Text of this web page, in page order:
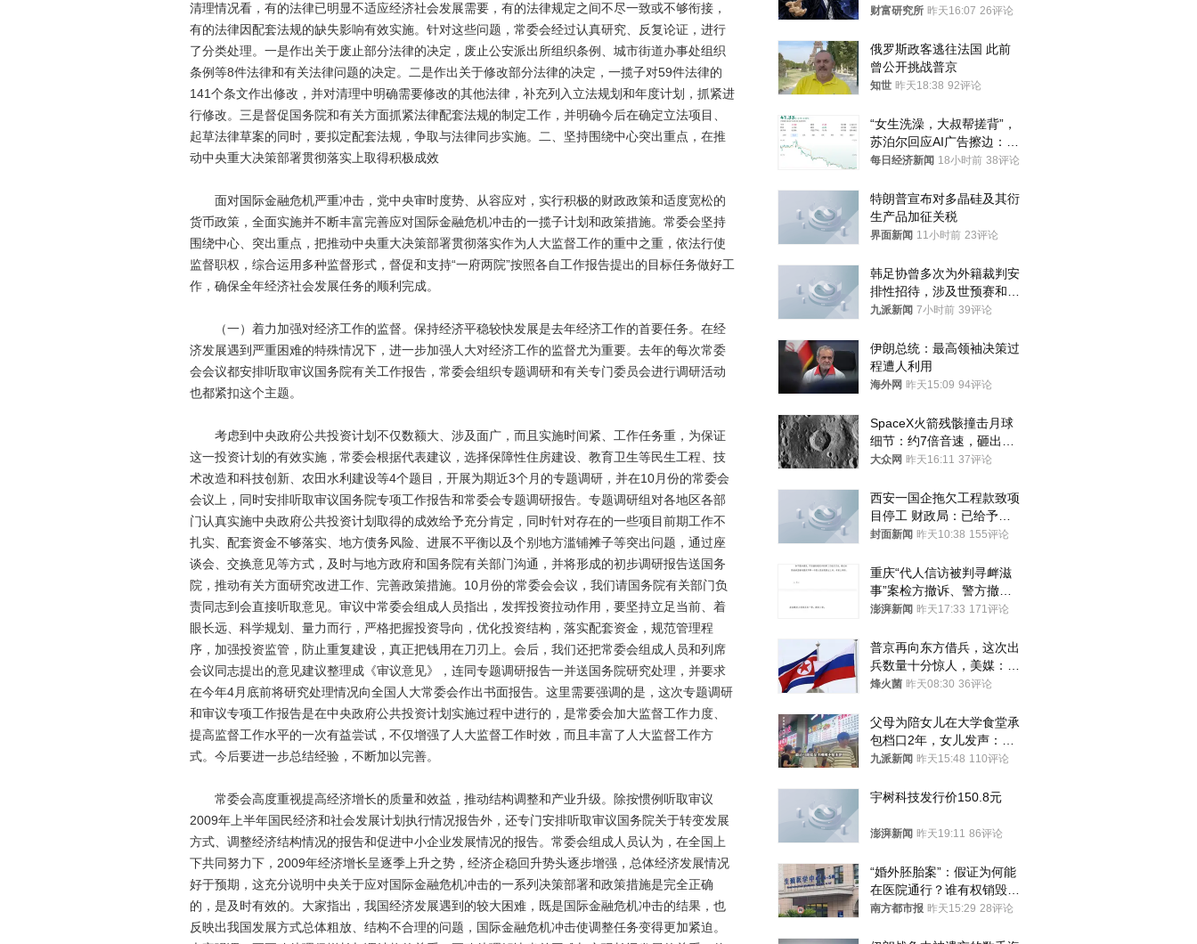
清理情况看，有的法律已明显不适应经济社会发展需要，有的法律规定之间不尽一致或不够衔接，
有的法律因配套法规的缺失影响有效实施。针对这些问题，常委会经过认真研究、反复论证，进行
了分类处理。一是作出关于废止部分法律的决定，废止公安派出所组织条例、城市街道办事处组织
条例等8件法律和有关法律问题的决定。二是作出关于修改部分法律的决定，一揽子对59件法律的
141个条文作出修改，并对清理中明确需要修改的其他法律，补充列入立法规划和年度计划，抓紧进
行修改。三是督促国务院和有关方面抓紧法律配套法规的制定工作，并明确今后在确定立法项目、
起草法律草案的同时，要拟定配套法规，争取与法律同步实施。
二、坚持围绕中心突出重点，在推
动中央重大决策部署贯彻落实上取得积极成效
面对国际金融危机严重冲击，党中央审时度势、从容应对，实行积极的财政政策和适度宽松的
货币政策，全面实施并不断丰富完善应对国际金融危机冲击的一揽子计划和政策措施。常委会坚持
围绕中心、突出重点，把推动中央重大决策部署贯彻落实作为人大监督工作的重中之重，依法行使
监督职权，综合运用多种监督形式，督促和支持“一府两院”按照各自工作报告提出的目标任务做好工
作，确保全年经济社会发展任务的顺利完成。
（一）着力加强对经济工作的监督。保持经济平稳较快发展是去年经济工作的首要任务。在经
济发展遇到严重困难的特殊情况下，进一步加强人大对经济工作的监督尤为重要。去年的每次常委
会会议都安排听取审议国务院有关工作报告，常委会组织专题调研和有关专门委员会进行调研活动
也都紧扣这个主题。
考虑到中央政府公共投资计划不仅数额大、涉及面广，而且实施时间紧、工作任务重，为保证
这一投资计划的有效实施，常委会根据代表建议，选择保障性住房建设、教育卫生等民生工程、技
术改造和科技创新、农田水利建设等4个题目，开展为期近3个月的专题调研，并在10月份的常委会
会议上，同时安排听取审议国务院专项工作报告和常委会专题调研报告。专题调研组对各地区各部
门认真实施中央政府公共投资计划取得的成效给予充分肯定，同时针对存在的一些项目前期工作不
扎实、配套资金不够落实、地方债务风险、进展不平衡以及个别地方滥铺摊子等突出问题，通过座
谈会、交换意见等方式，及时与地方政府和国务院有关部门沟通，并将形成的初步调研报告送国务
院，推动有关方面研究改进工作、完善政策措施。10月份的常委会会议，我们请国务院有关部门负
责同志到会直接听取意见。审议中常委会组成人员指出，发挥投资拉动作用，要坚持立足当前、着
眼长远、科学规划、量力而行，严格把握投资导向，优化投资结构，落实配套资金，规范管理程
序，加强投资监管，防止重复建设，真正把钱用在刀刃上。会后，我们还把常委会组成人员和列席
会议同志提出的意见建议整理成《审议意见》，连同专题调研报告一并送国务院研究处理，并要求
在今年4月底前将研究处理情况向全国人大常委会作出书面报告。这里需要强调的是，这次专题调研
和审议专项工作报告是在中央政府公共投资计划实施过程中进行的，是常委会加大监督工作力度、
提高监督工作水平的一次有益尝试，不仅增强了人大监督工作时效，而且丰富了人大监督工作方
式。今后要进一步总结经验，不断加以完善。
常委会高度重视提高经济增长的质量和效益，推动结构调整和产业升级。除按惯例听取审议
2009年上半年国民经济和社会发展计划执行情况报告外，还专门安排听取审议国务院关于转变发展
方式、调整经济结构情况的报告和促进中小企业发展情况的报告。常委会组成人员认为，在全国上
下共同努力下，2009年经济增长呈逐季上升之势，经济企稳回升势头逐步增强，总体经济发展情况
好于预期，这充分说明中央关于应对国际金融危机冲击的一系列决策部署和政策措施是完全正确
的，是及时有效的。大家指出，我国经济发展遇到的较大困难，既是国际金融危机冲击的结果，也
反映出我国发展方式总体粗放、结构不合理的问题，国际金融危机冲击使调整任务变得更加紧迫。
财富研究所 昨天16:07 26评论
俄罗斯政客逃往法国 此前
曾公开挑战普京
知世 昨天18:38 92评论
“女生洗澡，大叔帮搓背”，
苏泊尔回应AI广告擦边：视
频全下架，已强化内容管理
每日经济新闻 18小时前 38评论
特朗普宣布对多晶硅及其衍
生产品加征关税
界面新闻 11小时前 23评论
韩足协曾多次为外籍裁判安
排性招待，涉及世预赛和奥
预赛，韩足协回应
九派新闻 7小时前 39评论
伊朗总统：最高领袖决策过
程遭人利用
海外网 昨天15:09 94评论
SpaceX火箭残骸撞击月球
细节：约7倍音速，砸出直
径约30米撞击坑
大众网 昨天16:11 37评论
西安一国企拖欠工程款致项
目停工 财政局：已给予处
分，正督促整改
封面新闻 昨天10:38 155评论
重庆“代人信访被判寻衅滋
事”案检方撤诉、警方撤
案，两被告人获国赔
澎湃新闻 昨天17:33 171评论
普京再向东方借兵，这次出
兵数量十分惊人，美媒：俄
朝要动真格？
烽火菌 昨天08:30 36评论
父母为陪女儿在大学食堂承
包档口2年，女儿发声：初
衷是为了陪伴，毕业后将不
九派新闻 昨天15:48 110评论
宇树科技发行价150.8元
澎湃新闻 昨天19:11 86评论
“婚外胚胎案”：假证为何能
在医院通行？谁有权销毁胚
胎？
南方都市报 昨天15:29 28评论